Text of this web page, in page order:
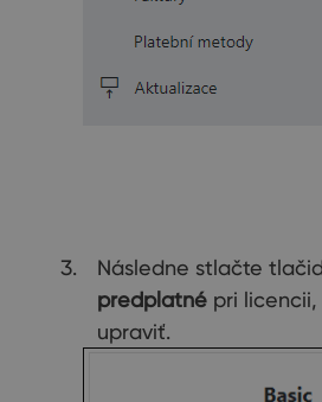
Následne stlačte
predplatné pri
upraviť.